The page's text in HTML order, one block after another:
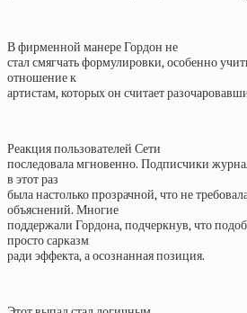
В фирменной манере Гордон не
стал смягчать формулировки, особенно
отношение к
артистам, которых он считает
Реакция пользователей Сети
последовала мгновенно. Подписчики
в этот раз
была настолько прозрачной, что не
объяснений. Многие
поддержали Гордона, подчеркнув, что
просто сарказм
ради эффекта, а осознанная позиция.